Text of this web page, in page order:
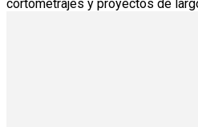
cortometrajes y proyectos de